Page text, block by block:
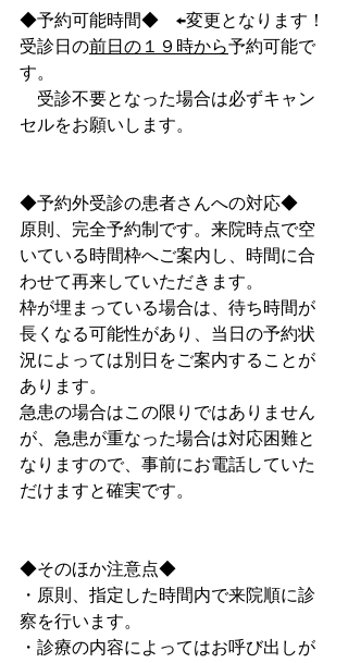
◆予約可能時間◆　←変更となります！
受診日の前日の１９時から予約可能で
す。
受診不要となった場合は必ずキャン
セルをお願いします。
◆予約外受診の患者さんへの対応◆
原則、完全予約制です。来院時点で空
いている時間枠へご案内し、時間に合
わせて再来していただきます。
枠が埋まっている場合は、待ち時間が
長くなる可能性があり、当日の予約状
況によっては別日をご案内することが
あります。
急患の場合はこの限りではありません
が、急患が重なった場合は対応困難と
なりますので、事前にお電話していた
だけますと確実です。
◆そのほか注意点◆
・原則、指定した時間内で来院順に診
察を行います。
・診療の内容によってはお呼び出しが